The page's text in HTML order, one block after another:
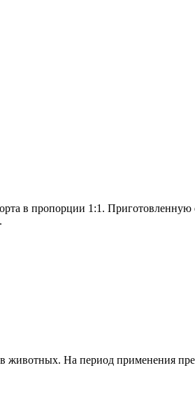
в пропорции 1:1.
животных. На период применения